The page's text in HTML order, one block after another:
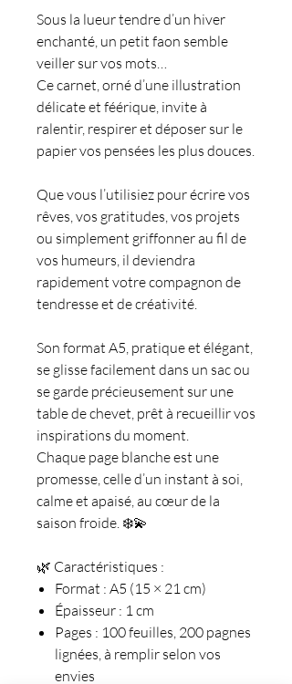
Sous la lueur tendre d’un hiver
enchanté, un petit faon semble
veiller sur vos mots…
Ce carnet, orné d’une illustration
délicate et féérique, invite à
ralentir, respirer et déposer sur le
papier vos pensées les plus douces.
Que vous l’utilisiez pour écrire vos
rêves, vos gratitudes, vos projets
ou simplement griffonner au fil de
vos humeurs, il deviendra
rapidement votre compagnon de
tendresse et de créativité.
Son format A5, pratique et élégant,
se glisse facilement dans un sac ou
se garde précieusement sur une
table de chevet, prêt à recueillir vos
inspirations du moment.
Chaque page blanche est une
promesse, celle d’un instant à soi,
calme et apaisé, au cœur de la
saison froide. ❄️💫
🌿 Caractéristiques :
Format : A5 (15 × 21 cm)
Épaisseur : 1 cm
Pages : 100 feuilles, 200 pagnes
lignées, à remplir selon vos
envies